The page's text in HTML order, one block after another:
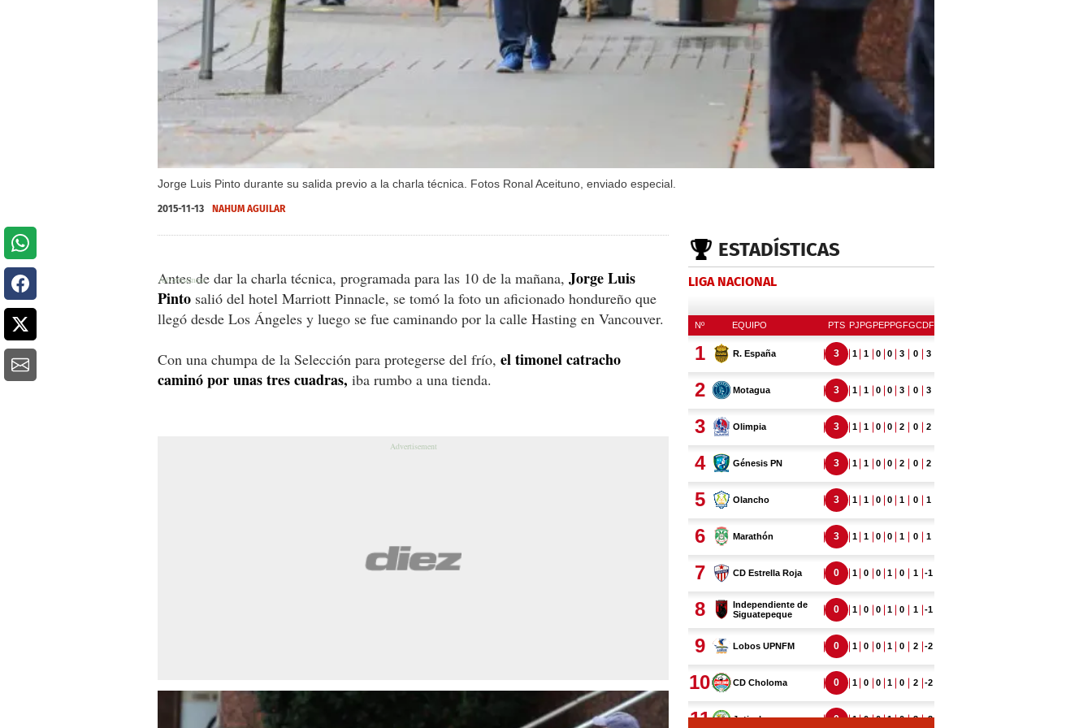
Jorge Luis Pinto durante su salida previo a la charla técnica. Fotos Ronal Aceituno, enviado especial.
2015-11-13 NAHUM AGUILAR
Antes de dar la charla técnica, programada para las 10 de la mañana, Jorge Luis
Pinto salió del hotel Marriott Pinnacle, se tomó la foto un aficionado hondureño que
llegó desde Los Ángeles y luego se fue caminando por la calle Hasting en Vancouver.
Con una chumpa de la Selección para protegerse del frío, el timonel catracho
caminó por unas tres cuadras, iba rumbo a una tienda.
ESTADÍSTICAS
LIGA NACIONAL